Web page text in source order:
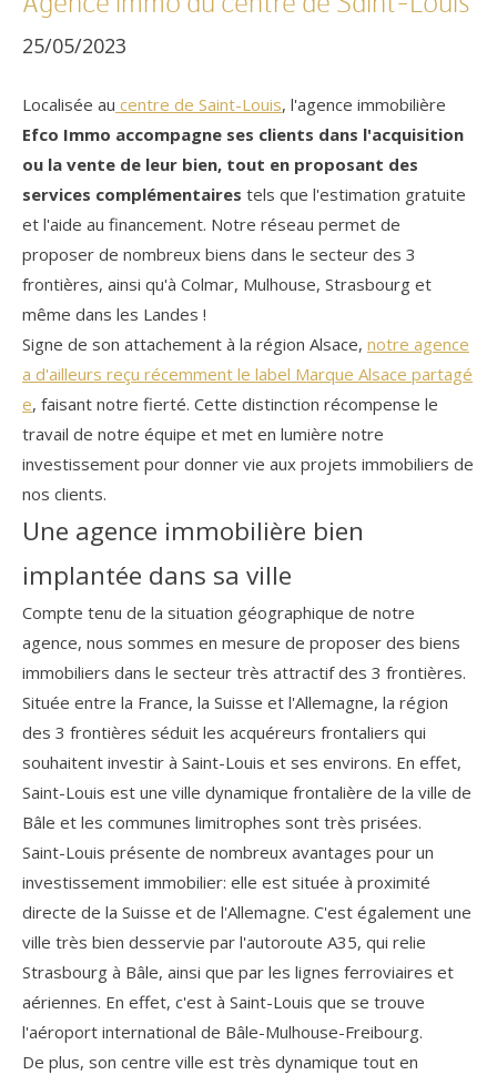
25/05/2023
Localisée au centre de Saint-Louis, l'agence immobilière
Efco Immo accompagne ses clients dans l'acquisition
ou la vente de leur bien, tout en proposant des
services complémentaires tels que l'estimation gratuite
et l'aide au financement. Notre réseau permet de
proposer de nombreux biens dans le secteur des 3
frontières, ainsi qu'à Colmar, Mulhouse, Strasbourg et
même dans les Landes !
Signe de son attachement à la région Alsace, notre agence
a d'ailleurs reçu récemment le label Marque Alsace partagé
e, faisant notre fierté. Cette distinction récompense le
travail de notre équipe et met en lumière notre
investissement pour donner vie aux projets immobiliers de
nos clients.
Une agence immobilière bien
implantée dans sa ville
Compte tenu de la situation géographique de notre
agence, nous sommes en mesure de proposer des biens
immobiliers dans le secteur très attractif des 3 frontières.
Située entre la France, la Suisse et l'Allemagne, la région
des 3 frontières séduit les acquéreurs frontaliers qui
souhaitent investir à Saint-Louis et ses environs. En effet,
Saint-Louis est une ville dynamique frontalière de la ville de
Bâle et les communes limitrophes sont très prisées.
Saint-Louis présente de nombreux avantages pour un
investissement immobilier: elle est située à proximité
directe de la Suisse et de l'Allemagne. C'est également une
ville très bien desservie par l'autoroute A35, qui relie
Strasbourg à Bâle, ainsi que par les lignes ferroviaires et
aériennes. En effet, c'est à Saint-Louis que se trouve
l'aéroport international de Bâle-Mulhouse-Freibourg.
De plus, son centre ville est très dynamique tout en
AFFINER LES CRITÈRES
FILTRER PAR
COUPS DE COEUR EXCLUSIVITÉS
NOUVEAUTÉS
RECHERCHER